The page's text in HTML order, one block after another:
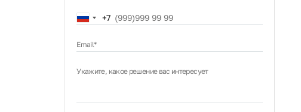
Russia
+7
Email*
Укажите, какое решение вас интересует